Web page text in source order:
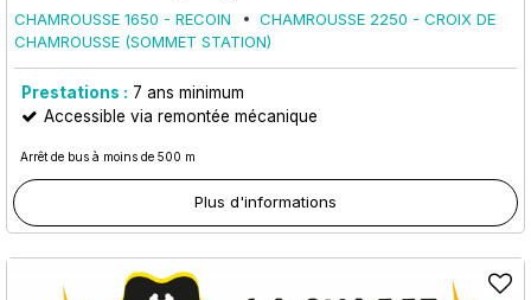
CHAMROUSSE 1650 - RECOIN
CHAMROUSSE 2250 - CROIX DE
CHAMROUSSE (SOMMET STATION)
Prestations : 7 ans minimum
Accessible via remontée mécanique
Arrêt de bus à moins de 500 m
Plus d'informations